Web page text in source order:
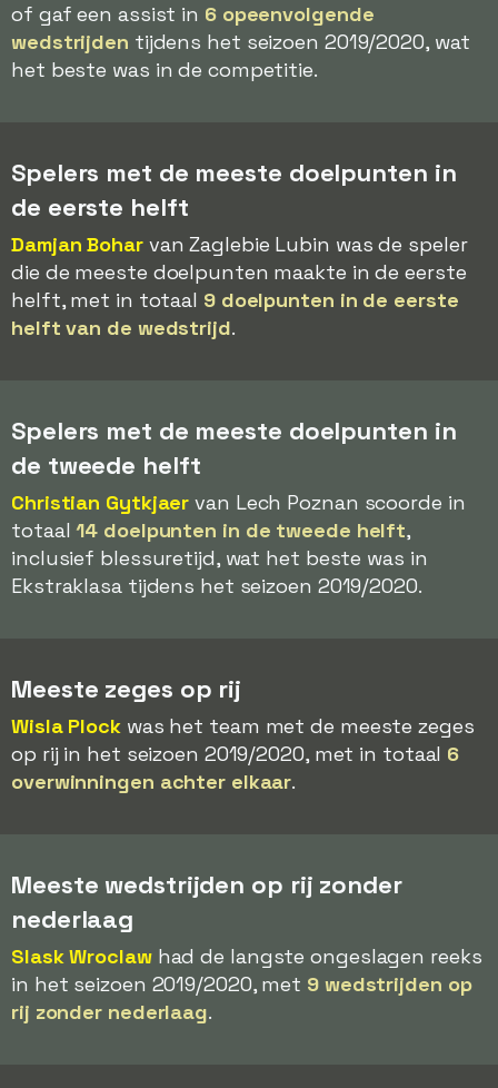
of gaf een assist in 6 opeenvolgende
wedstrijden tijdens het seizoen 2019/2020, wat
het beste was in de competitie.
Spelers met de meeste doelpunten in
de eerste helft
Damjan Boharvan Zaglebie Lubin was de speler
die de meeste doelpunten maakte in de eerste
helft, met in totaal 9 doelpunten in de eerste
helft van de wedstrijd.
Spelers met de meeste doelpunten in
de tweede helft
Christian Gytkjaer van Lech Poznan scoorde in
totaal14 doelpunten in de tweede helft,
inclusief blessuretijd, wat het beste was in
Ekstraklasa tijdens het seizoen 2019/2020.
Meeste zeges op rij
Wisla Plockwas het team met de meeste zeges
op rij in het seizoen 2019/2020, met in totaal 6
overwinningen achter elkaar.
Meeste wedstrijden op rij zonder
nederlaag
Slask Wroclawhad de langste ongeslagen reeks
in het seizoen 2019/2020, met 9 wedstrijden op
rij zonder nederlaag.